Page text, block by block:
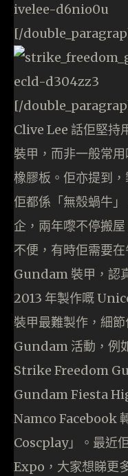
[/
[/
Clive Lee 話佢堅持
裝甲，而非一般常
橡膠板。佢亦提到
佢都係「無殼蝸牛
企，兩年嚟不停搬
不便，有時佢需要
Gundam 裝甲，認
2013 年製作嘅
裝甲最難製作，細
Gundam 活動，例
Strike Freedom
Gundam Fiesta
Namco Facebook
Coscplay」。最近
Expo，大家想睇更